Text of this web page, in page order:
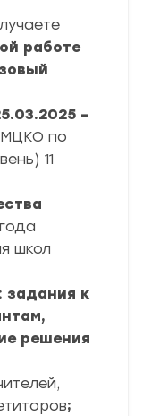
работе
–
МЦКО по
11
года
школ
задания к
решения
;